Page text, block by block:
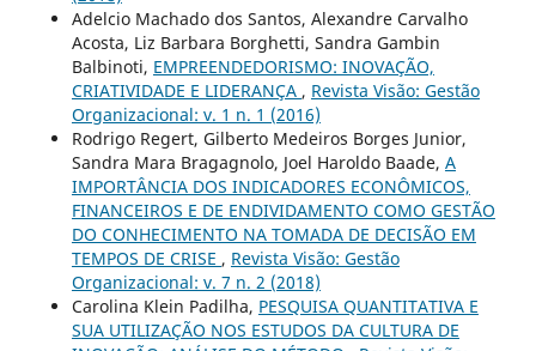
Adelcio Machado dos Santos, Alexandre Carvalho
Acosta, Liz Barbara Borghetti, Sandra Gambin
Balbinoti, EMPREENDEDORISMO: INOVAÇÃO,
CRIATIVIDADE E LIDERANÇA , Revista Visão: Gestão
Organizacional: v. 1 n. 1 (2016)
Rodrigo Regert, Gilberto Medeiros Borges Junior,
Sandra Mara Bragagnolo, Joel Haroldo Baade, A
IMPORTÂNCIA DOS INDICADORES ECONÔMICOS,
FINANCEIROS E DE ENDIVIDAMENTO COMO GESTÃO
DO CONHECIMENTO NA TOMADA DE DECISÃO EM
TEMPOS DE CRISE , Revista Visão: Gestão
Organizacional: v. 7 n. 2 (2018)
Carolina Klein Padilha, PESQUISA QUANTITATIVA E
SUA UTILIZAÇÃO NOS ESTUDOS DA CULTURA DE